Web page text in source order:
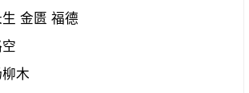
生 金匮 福德
木